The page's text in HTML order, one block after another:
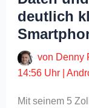
deutlich
von Denny
14:56 Uhr |
Mit seinem 5